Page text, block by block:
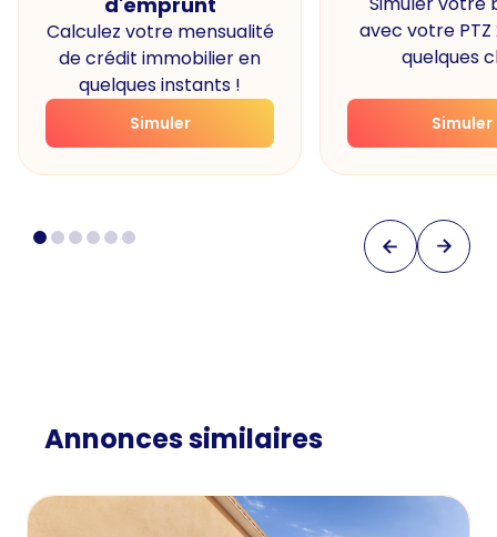
Calculez votre mensualité
de crédit immobilier en
quelques instants !
Simuler
avec votre PTZ
quelques
Simuler
Annonces similaires